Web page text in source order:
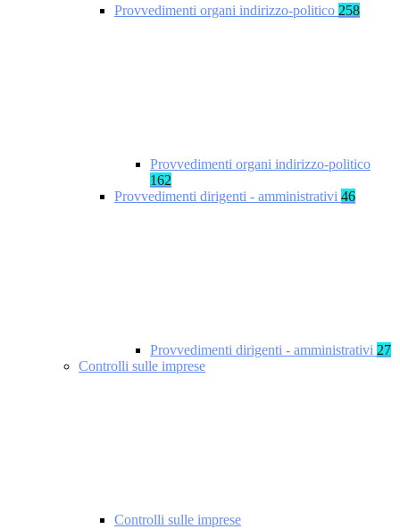
Provvedimenti organi indirizzo-politico 258
Provvedimenti organi indirizzo-politico
162
Provvedimenti dirigenti - amministrativi 46
Provvedimenti dirigenti - amministrativi 27
Controlli sulle imprese
Controlli sulle imprese